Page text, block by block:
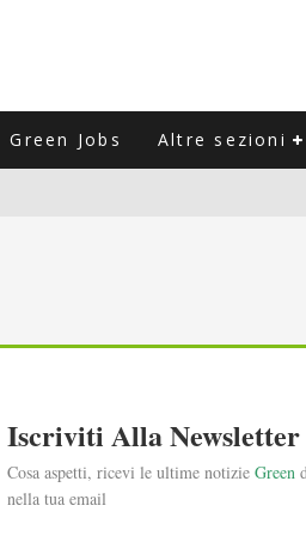
Green Jobs Altre sezioni
L'ITALIA
Iscriviti Alla Newsletter
Cosa aspetti, ricevi le ultime notizie Green
nella tua email